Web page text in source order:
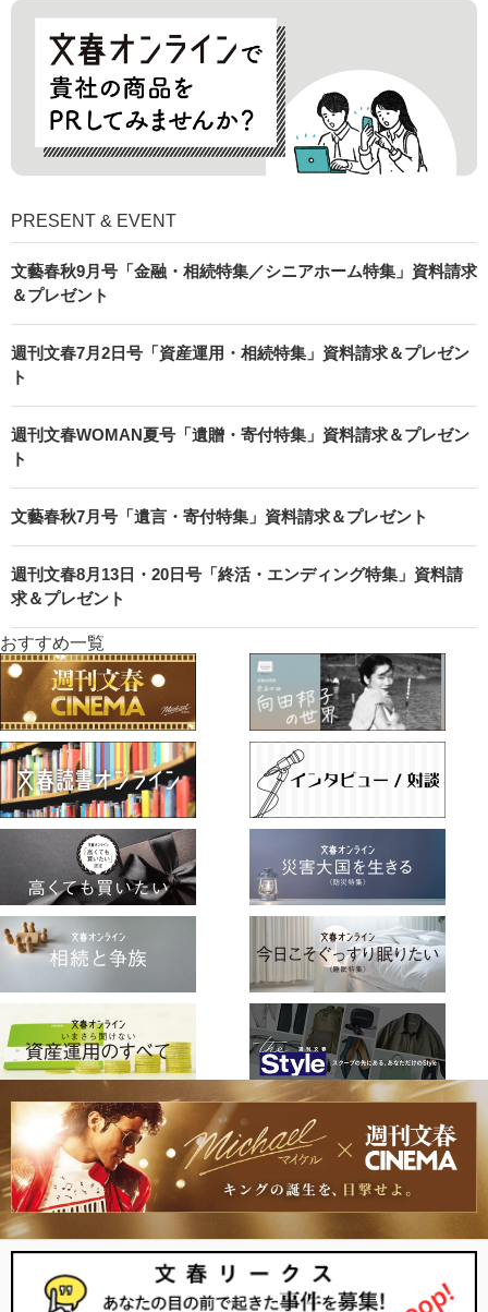
PRESENT & EVENT
文藝春秋9月号「金融・相続特集／シニアホーム特集」資料請求
＆プレゼント
週刊文春7月2日号「資産運用・相続特集」資料請求＆プレゼン
ト
週刊文春WOMAN夏号「遺贈・寄付特集」資料請求＆プレゼン
ト
文藝春秋7月号「遺言・寄付特集」資料請求＆プレゼント
週刊文春8月13日・20日号「終活・エンディング特集」資料請
求＆プレゼント
おすすめ一覧